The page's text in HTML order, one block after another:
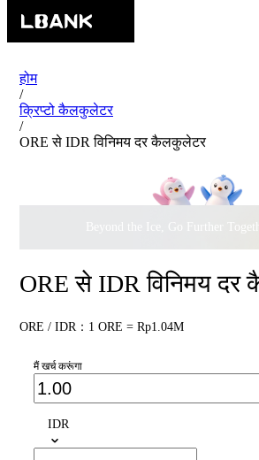
होम
/
क्रिप्टो कैलकुलेटर
/
ORE से IDR विनिमय दर कैलकुलेटर
Beyond the Ice, Go Further
ORE से IDR विनिमय
ORE / IDR：1 ORE = Rp1.04M
मैं खर्च करूंगा
IDR